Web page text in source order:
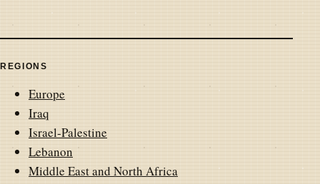
REGIONS
Europe
Iraq
Israel-Palestine
Lebanon
Middle East and North Africa